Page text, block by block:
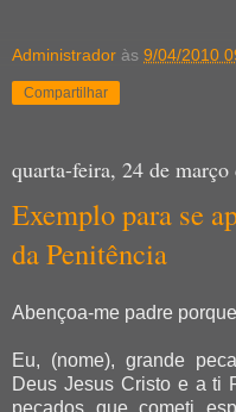
Administrador às 9/04/2010
Compartilhar
quarta-feira, 24 de março
Exemplo para se
da Penitência
Abençoa-me padre
Eu, (nome), grande
Deus Jesus Cristo e a ti
pecados que cometi